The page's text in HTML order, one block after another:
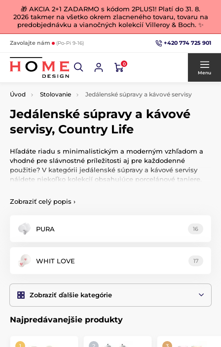
🎁 AKCIA 2+1 ZADARMO s kódom 2PLUS1! Platí do 31. 8.
2026 takmer na všetko okrem zlacneného tovaru, tovaru na
predobjednávku a vianočných kolekcií Villeroy & Boch. ✨
Zavolajte nám (Po-Pi 9-16) +420 774 725 901
0
Menu
Úvod Stolovanie Jedálenské súpravy a kávové servisy
Jedálenské súpravy a kávové
servisy, Country Life
Hľadáte riadu s minimalistickým a moderným vzhľadom a
vhodné pre slávnostné príležitosti aj pre každodenné
použitie? V kategórii jedálenské súpravy a kávové servisy
nájdete niekoľko kolekcií obsahujúce porcelánové taniere,
všetko ostatné, čo sa s danou kolekciou spája. Každý si pre
seba nájde tú pravú elegantný a nadčasovú kolekciu
Zobraziť celý popis ›
PURA 16
WHIT LOVE 17
Zobraziť ďalšie kategórie
Najpredávanejšie produkty